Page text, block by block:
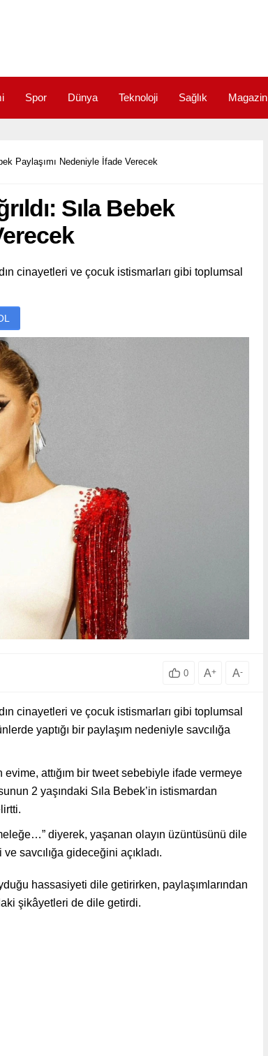
Spor Dünya Teknoloji Sağlık Magazin
Paylaşımı Nedeniyle İfade Verecek
Sıla Bebek
cinayetleri ve çocuk istismarları gibi toplumsal
0 A+ A-
cinayetleri ve çocuk istismarları gibi toplumsal
yaptığı bir paylaşım nedeniyle savcılığa
evime, attığım bir tweet sebebiyle ifade vermeye
2 yaşındaki Sıla Bebek’in istismardan
diyerek, yaşanan olayın üzüntüsünü dile
savcılığa gideceğini açıkladı.
hassasiyeti dile getirirken, paylaşımlarından
şikâyetleri de dile getirdi.